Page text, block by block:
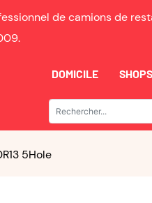
de camions de
DOMICILE SHOPS
5Hole